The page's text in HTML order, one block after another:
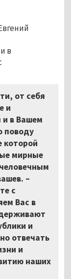
в
от себя
и
и в Вашем
поводу
которой
мирные
–
с
Вас в
и
отвечать
и
наших